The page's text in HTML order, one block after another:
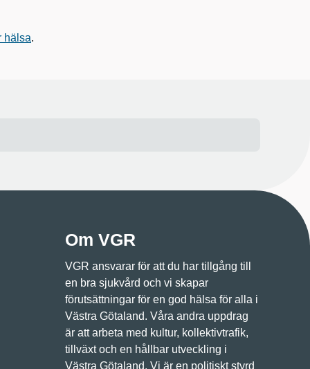
hälsa.
Om VGR
VGR ansvarar för att du har tillgång till
en bra sjukvård och vi skapar
förutsättningar för en god hälsa för alla i
Västra Götaland. Våra andra uppdrag
är att arbeta med kultur, kollektivtrafik,
tillväxt och en hållbar utveckling i
Västra Götaland. Vi är en politiskt styrd